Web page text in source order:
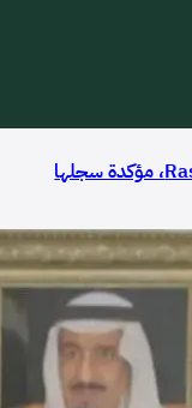
إمباكت 46 تعلن عن خروج ناجح من Rasan، مؤكدة سجلها